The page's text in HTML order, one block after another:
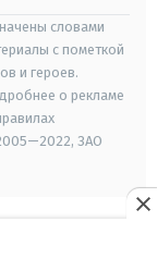
словами
с пометкой
и героев.
о рекламе
ЗАО